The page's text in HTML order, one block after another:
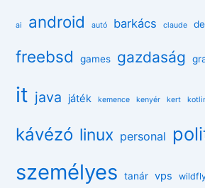
ai android autó barkács claude
freebsd games gazdaság
it java játék kemence kenyér kert
kávézó linux personal
személyes tanár vps